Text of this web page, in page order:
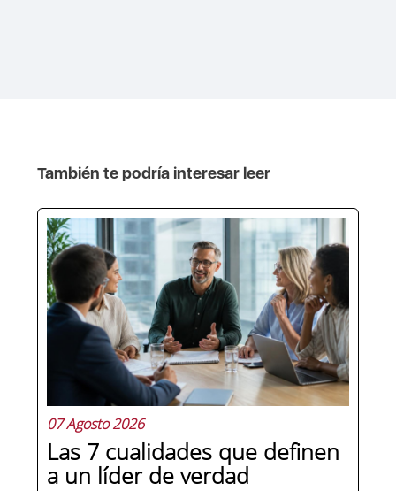
También te podría interesar leer
07 Agosto 2026
Las 7 cualidades que definen
a un líder de verdad